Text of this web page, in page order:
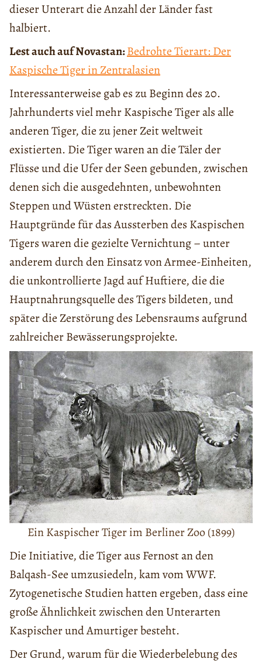
dieser Unterart die Anzahl der Länder fast
halbiert.
Lest auch auf Novastan:Bedrohte Tierart: Der
Kaspische Tiger in Zentralasien
Interessanterweise gab es zu Beginn des 20.
Jahrhunderts viel mehr Kaspische Tiger als alle
anderen Tiger, die zu jener Zeit weltweit
existierten. Die Tiger waren an die Täler der
Flüsse und die Ufer der Seen gebunden, zwischen
denen sich die ausgedehnten, unbewohnten
Steppen und Wüsten erstreckten. Die
Hauptgründe für das Aussterben des Kaspischen
Tigers waren die gezielte Vernichtung – unter
anderem durch den Einsatz von Armee-Einheiten,
die unkontrollierte Jagd auf Huftiere, die die
Hauptnahrungsquelle des Tigers bildeten, und
später die Zerstörung des Lebensraums aufgrund
zahlreicher Bewässerungsprojekte.
Ein Kaspischer Tiger im Berliner Zoo (1899)
Die Initiative, die Tiger aus Fernost an den
Balqash-See umzusiedeln, kam vom WWF.
Zytogenetische Studien hatten ergeben, dass eine
große Ähnlichkeit zwischen den Unterarten
Kaspischer und Amurtiger besteht.
Der Grund, warum für die Wiederbelebung des